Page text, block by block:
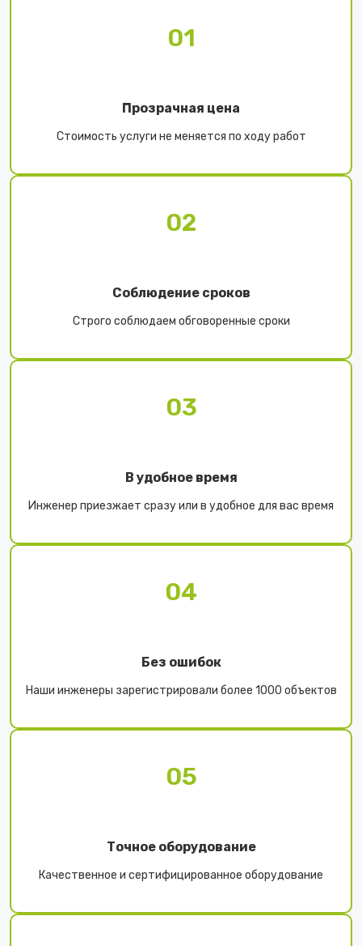
01
Прозрачная цена
Стоимость услуги не меняется по ходу работ
02
Соблюдение сроков
Строго соблюдаем обговоренные сроки
03
В удобное время
Инженер приезжает сразу или в удобное для вас время
04
Без ошибок
Наши инженеры зарегистрировали более 1000 объектов
05
Точное оборудование
Качественное и сертифицированное оборудование